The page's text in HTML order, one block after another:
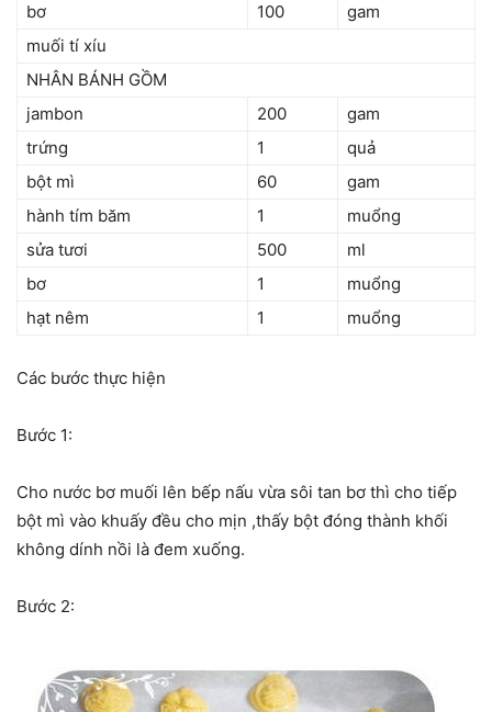
bơ
100
gam
muối tí xíu
NHÂN BÁNH GỒM
jambon
200
gam
trứng
1
quả
bột mì
60
gam
hành tím băm
1
muổng
sửa tươi
500
ml
bơ
1
muổng
hạt nêm
1 muổng
Các bước thực hiện
Bước 1:
Cho nước bơ muối lên bếp nấu vừa sôi tan bơ thì cho tiếp
bột mì vào khuấy đều cho mịn ,thấy bột đóng thành khối
không dính nồi là đem xuống.
Bước 2: